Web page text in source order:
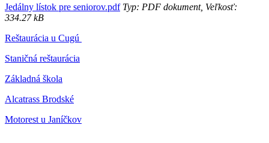
Jedálny lístok pre seniorov.pdfTyp: PDF dokument, Veľkosť:
334.27 kB
Reštaurácia u Cugú
Staničná reštaurácia
Základná škola
Alcatrass Brodské
Motorest u Janíčkov